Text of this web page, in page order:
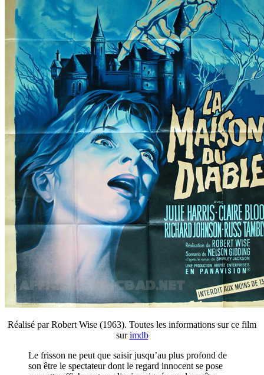
Réalisé par Robert Wise (1963). Toutes les informations sur ce film
surimdb
Le frisson ne peut que saisir jusqu’au plus profond de
son être le spectateur dont le regard innocent se pose